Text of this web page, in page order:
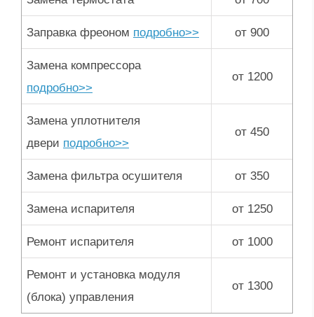
Заправка фреоном подробно>> от 900
Замена компрессора
подробно>>
от 1200
Замена уплотнителя
двери подробно>>
от 450
Замена фильтра осушителя от 350
Замена испарителя от 1250
Ремонт испарителя от 1000
Ремонт и установка модуля
(блока) управления
от 1300